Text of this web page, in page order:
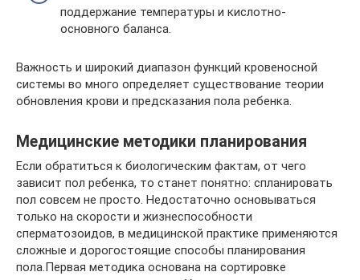
поддержание температуры и кислотно-
основного баланса.
Важность и широкий диапазон функций кровеносной
системы во много определяет существование теории
обновления крови и предсказания пола ребенка.
Медицинские методики планирования
Если обратиться к биологическим фактам, от чего
зависит пол ребенка, то станет понятно: спланировать
пол совсем не просто. Недостаточно основываться
только на скорости и жизнеспособности
сперматозоидов, в медицинской практике применяются
сложные и дорогостоящие способы планирования
пола.Первая методика основана на сортировке